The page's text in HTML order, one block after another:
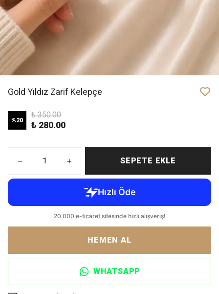
Gold Yıldız Zarif Kelepçe
%20
₺ 350.00
₺ 280.00
SEPETE EKLE
HEMEN AL
WHATSAPP